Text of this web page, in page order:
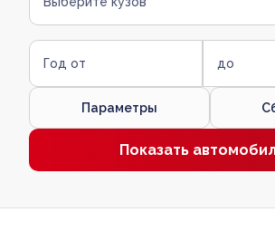
Год от до
Параметры
Показать